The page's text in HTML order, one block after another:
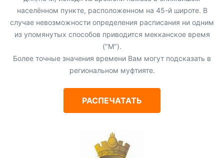
населённом пункте, расположенном на 45-й широте. В
случае невозможности определения расписания ни одним
из упомянутых способов приводится мекканское время
("М").
Более точные значения времени Вам могут подсказать в
региональном муфтияте.
РАСПЕЧАТАТЬ